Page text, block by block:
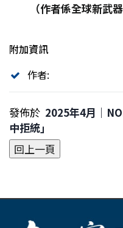
（作者係全球新武
附加資訊
作者:
發佈於 2025年4月｜
中拒統」